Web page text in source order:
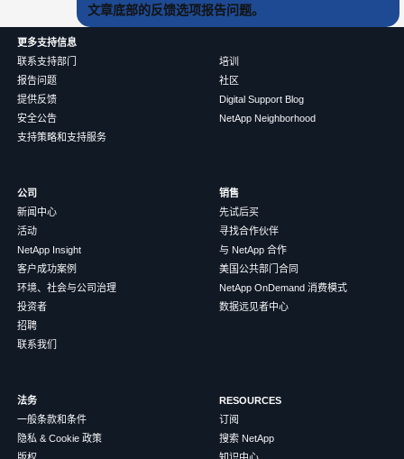
文章底部的反馈选项报告问题。
更多支持信息
联系支持部门
报告问题
提供反馈
安全公告
支持策略和支持服务
培训
社区
Digital Support Blog
NetApp Neighborhood
公司
新闻中心
活动
NetApp Insight
客户成功案例
环境、社会与公司治理
投资者
招聘
联系我们
销售
先试后买
寻找合作伙伴
与 NetApp 合作
美国公共部门合同
NetApp OnDemand 消费模式
数据远见者中心
法务
一般条款和条件
隐私 & Cookie 政策
RESOURCES
订阅
搜索 NetApp